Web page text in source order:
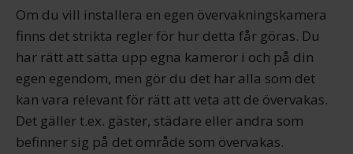
Om du vill installera en egen övervakningskamera
finns det strikta regler för hur detta får göras. Du
har rätt att sätta upp egna kameror i och på din
egen egendom, men gör du det har alla som det
kan vara relevant för rätt att veta att de övervakas.
Det gäller t.ex. gäster, städare eller andra som
befinner sig på det område som övervakas.